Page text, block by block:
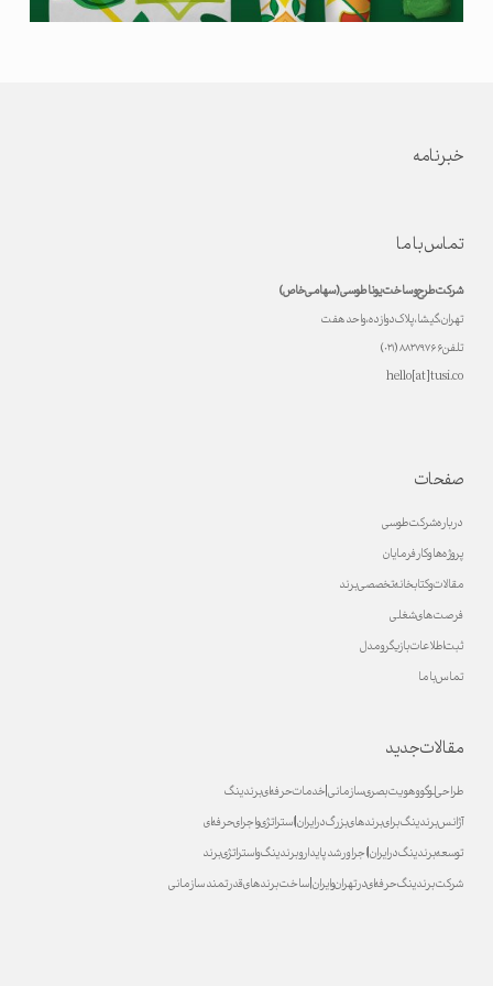
خبرنامه
تماس با ما
شرکت طرح و ساخت یونا طوسی (سهامی خاص)
تهران، گیشا، پلاک دوازده، واحد هفت
تلفن ۸۸۲۷۹۷۶۶ (۰۲۱)
hello[at]tusi.co
صفحات
درباره شرکت طوسی
پروژه ها و کارفرمایان
مقالات و کتابخانه تخصصی برند
فرصت های شغلی
ثبت اطلاعات بازیگر و مدل
تماس با ما
مقالات جدید
طراحی لوگو و هویت بصری سازمانی | خدمات حرفه‌ای برندینگ
آژانس برندینگ برای برندهای بزرگ در ایران | استراتژی و اجرای حرفه‌ای
توسعه برندینگ در ایران | اجرا و رشد پایدارو برندینگ و استراتژی برند
شرکت برندینگ حرفه‌ای در تهران و ایران | ساخت برندهای قدرتمند سازمانی